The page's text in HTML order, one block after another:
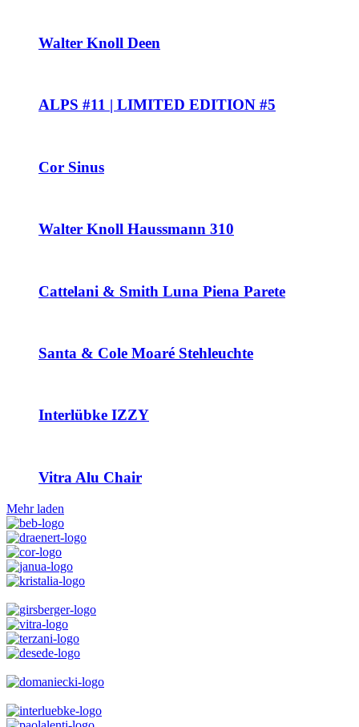
Walter Knoll Deen
ALPS #11 | LIMITED EDITION #5
Cor Sinus
Walter Knoll Haussmann 310
Cattelani & Smith Luna Piena Parete
Santa & Cole Moaré Stehleuchte
Interlübke IZZY
Vitra Alu Chair
Mehr laden